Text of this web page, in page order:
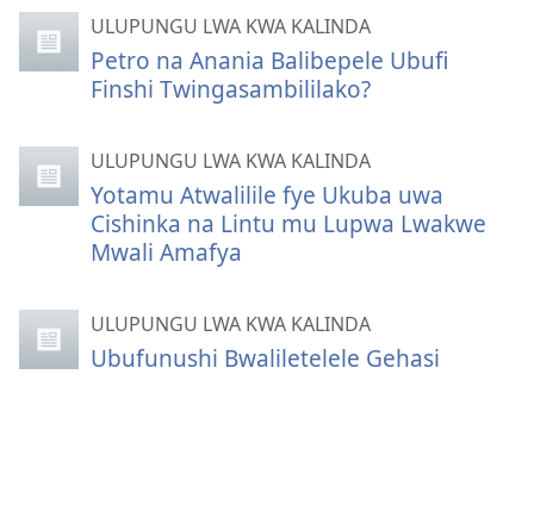
ULUPUNGU LWA KWA KALINDA
Petro na Anania Balibepele Ubufi
Finshi Twingasambililako?
ULUPUNGU LWA KWA KALINDA
Yotamu Atwalilile fye Ukuba uwa
Cishinka na Lintu mu Lupwa Lwakwe
Mwali Amafya
ULUPUNGU LWA KWA KALINDA
Ubufunushi Bwaliletelele Gehasi